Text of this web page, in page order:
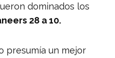
dominados los
28 a 10.
presumía un mejor